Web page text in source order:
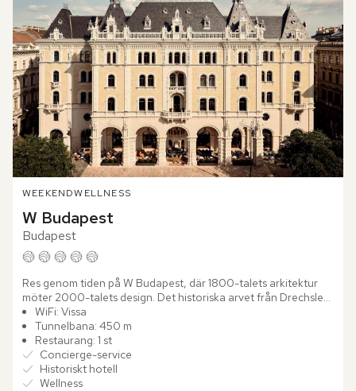
WEEKENDWELLNESS
W Budapest
Budapest
Res genom tiden på W Budapest, där 1800-talets arkitektur
möter 2000-talets design. Det historiska arvet från Drechsler
Palace har på ett elegant sätt kombinerats med modern...
WiFi: Vissa
Tunnelbana: 450 m
Restaurang: 1 st
Concierge-service
Historiskt hotell
Wellness